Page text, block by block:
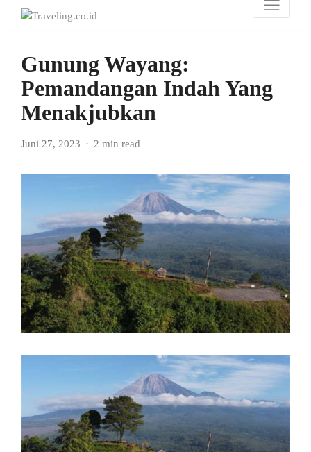
Gunung Wayang:
Pemandangan Indah Yang
Menakjubkan
Juni 27, 2023 2 min read